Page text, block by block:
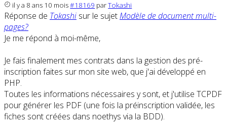
il y a 8 ans 10 mois#18169 parTokashi
Réponse de Tokashi sur le sujetModèle de document multi-
pages?
Je me répond à moi-même,
Je fais finalement mes contrats dans la gestion des pré-
inscription faites sur mon site web, que j'ai développé en
PHP.
Toutes les informations nécessaires y sont, et j'utilise TCPDF
pour générer les PDF (une fois la préinscription validée, les
fiches sont créées dans noethys via la BDD).